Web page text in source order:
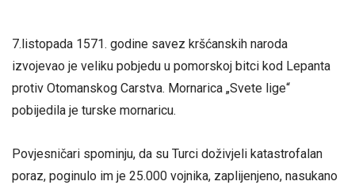
7.listopada 1571. godine savez kršćanskih naroda
izvojevao je veliku pobjedu u pomorskoj bitci kod Lepanta
protiv Otomanskog Carstva. Mornarica „Svete lige“
pobijedila je turske mornaricu.
Povjesničari spominju, da su Turci doživjeli katastrofalan
poraz, poginulo im je 25.000 vojnika, zaplijenjeno, nasukano